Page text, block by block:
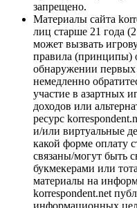
запрещено.
Материалы сайта
лиц старше 21 года
может вызвать
правила (принципы)
обнаружении первых
немедленно
участие в азартных
доходов или
ресурс
и/или виртуальные
какой форме оплату
связаны/могут быть
букмекерами или
материалы на
korrespondent.net